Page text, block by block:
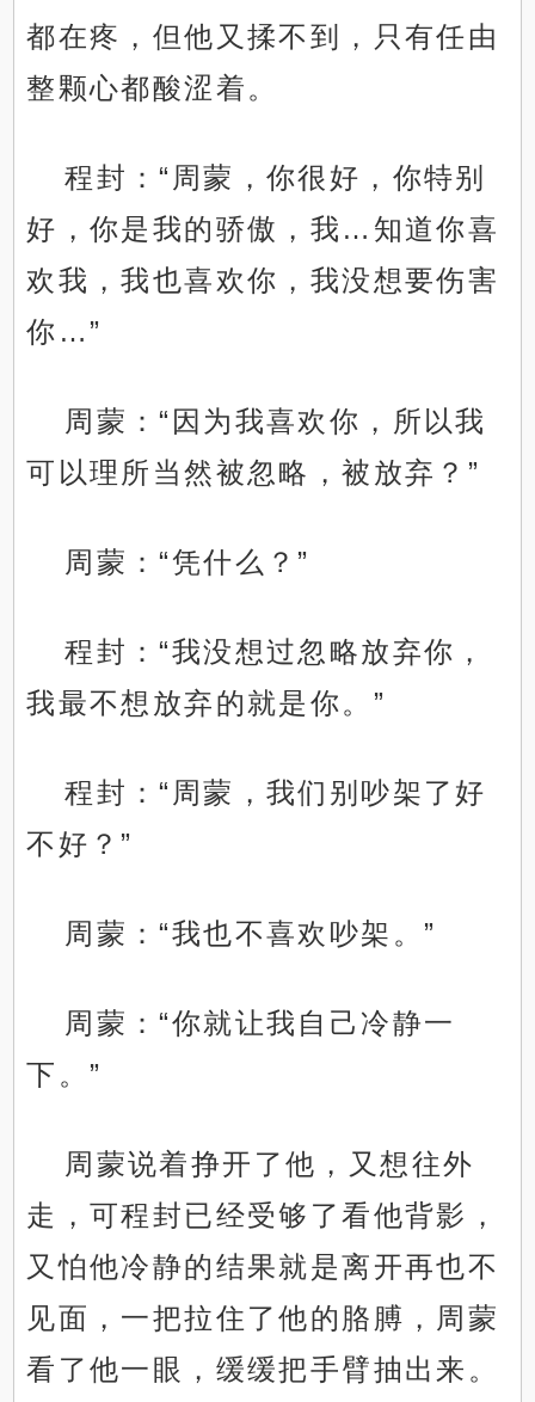
都在疼，但他又揉不到，只有任由
整颗心都酸涩着。
程封：“周蒙，你很好，你特别
好，你是我的骄傲，我…知道你喜
欢我，我也喜欢你，我没想要伤害
你…”
周蒙：“因为我喜欢你，所以我
可以理所当然被忽略，被放弃？”
周蒙：“凭什么？”
程封：“我没想过忽略放弃你，
我最不想放弃的就是你。”
程封：“周蒙，我们别吵架了好
不好？”
周蒙：“我也不喜欢吵架。”
周蒙：“你就让我自己冷静一
下。”
周蒙说着挣开了他，又想往外
走，可程封已经受够了看他背影，
又怕他冷静的结果就是离开再也不
见面，一把拉住了他的胳膊，周蒙
看了他一眼，缓缓把手臂抽出来。